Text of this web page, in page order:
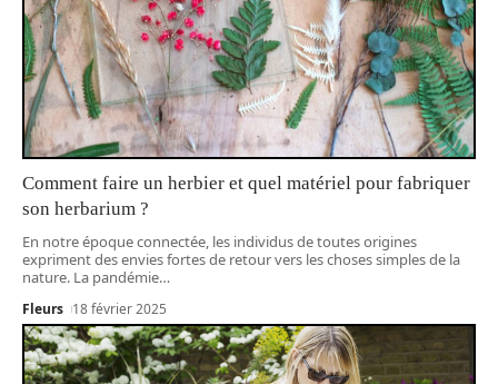
Comment faire un herbier et quel matériel pour fabriquer
son herbarium ?
En notre époque connectée, les individus de toutes origines
expriment des envies fortes de retour vers les choses simples de la
nature. La pandémie…
Fleurs 18 février 2025